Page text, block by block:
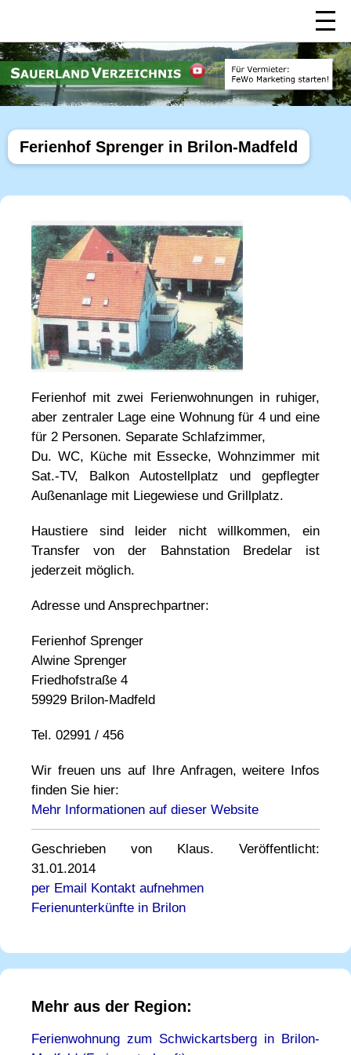
Ferienhof Sprenger in Brilon-Madfeld
Ferienhof mit zwei Ferienwohnungen in ruhiger,
aber zentraler Lage eine Wohnung für 4 und eine
für 2 Personen. Separate Schlafzimmer,
Du. WC, Küche mit Essecke, Wohnzimmer mit
Sat.-TV, Balkon Autostellplatz und gepflegter
Außenanlage mit Liegewiese und Grillplatz.
Haustiere sind leider nicht willkommen, ein
Transfer von der Bahnstation Bredelar ist
jederzeit möglich.
Adresse und Ansprechpartner:
Ferienhof Sprenger
Alwine Sprenger
Friedhofstraße 4
59929 Brilon-Madfeld
Tel. 02991 / 456
Wir freuen uns auf Ihre Anfragen, weitere Infos
finden Sie hier:
Mehr Informationen auf dieser Website
Geschrieben von Klaus. Veröffentlicht:
31.01.2014
per Email Kontakt aufnehmen
Ferienunterkünfte in Brilon
Mehr aus der Region:
Ferienwohnung zum Schwickartsberg in Brilon-